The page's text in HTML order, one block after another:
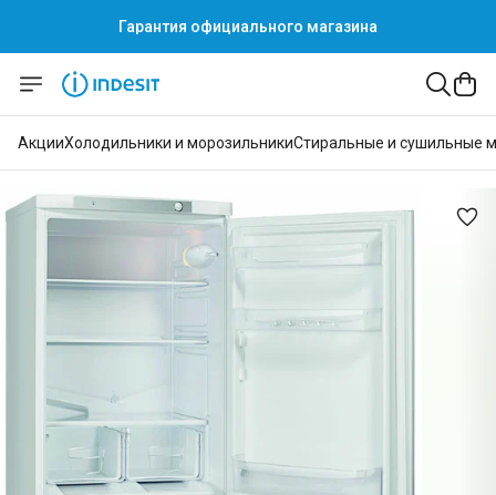
Гарантия официального магазина
Гарантия официального магазина
АкцииХолодильники и морозильникиСтиральные и сушильные